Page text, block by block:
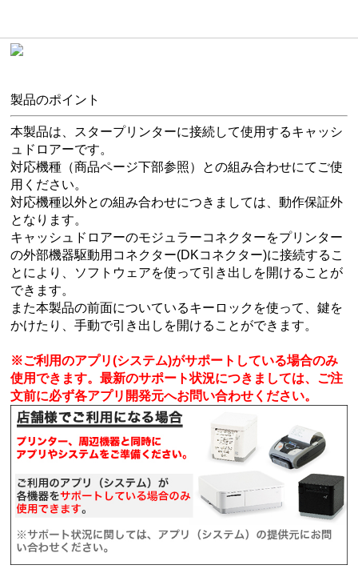
製品のポイント
本製品は、スタープリンターに接続して使用するキャッシ
ュドロアーです。
対応機種（商品ページ下部参照）との組み合わせにてご使
用ください。
対応機種以外との組み合わせにつきましては、動作保証外
となります。
キャッシュドロアーのモジュラーコネクターをプリンター
の外部機器駆動用コネクター(DKコネクター)に接続するこ
とにより、ソフトウェアを使って引き出しを開けることが
できます。
また本製品の前面についているキーロックを使って、鍵を
かけたり、手動で引き出しを開けることができます。
※ご利用のアプリ(システム)がサポートしている場合のみ
使用できます。最新のサポート状況につきましては、ご注
文前に必ず各アプリ開発元へお問い合わせください。